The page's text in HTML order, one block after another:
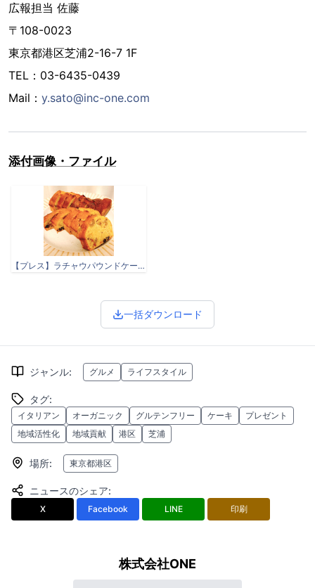
広報担当 佐藤
〒108-0023
東京都港区芝浦2-16-7 1F
TEL：03-6435-0439
Mail： y.sato@inc-one.com
添付画像・ファイル
【プレス】ラチャウパウンドケーキ.jpg
一括ダウンロード
ジャンル: グルメ ライフスタイル
タグ:
イタリアン オーガニック グルテンフリー ケーキ
プレゼント
地域活性化
地域貢献 港区 芝浦
場所: 東京都港区
ニュースのシェア:
X Facebook LINE 印刷
株式会社ONE